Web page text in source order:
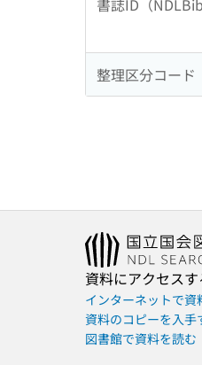
整理区分コード
資料にアクセス
インターネットで資
資料のコピーを入手
図書館で資料を読む